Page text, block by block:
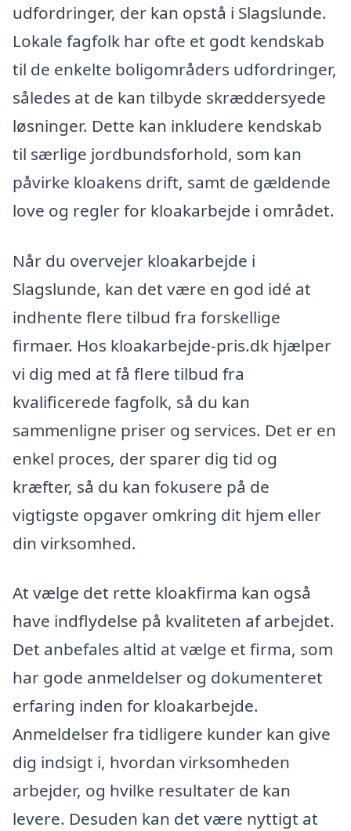
udfordringer, der kan opstå i Slagslunde.
Lokale fagfolk har ofte et godt kendskab
til de enkelte boligområders udfordringer,
således at de kan tilbyde skræddersyede
løsninger. Dette kan inkludere kendskab
til særlige jordbundsforhold, som kan
påvirke kloakens drift, samt de gældende
love og regler for kloakarbejde i området.
Når du overvejer kloakarbejde i
Slagslunde, kan det være en god idé at
indhente flere tilbud fra forskellige
firmaer. Hos kloakarbejde-pris.dk hjælper
vi dig med at få flere tilbud fra
kvalificerede fagfolk, så du kan
sammenligne priser og services. Det er en
enkel proces, der sparer dig tid og
kræfter, så du kan fokusere på de
vigtigste opgaver omkring dit hjem eller
din virksomhed.
At vælge det rette kloakfirma kan også
have indflydelse på kvaliteten af arbejdet.
Det anbefales altid at vælge et firma, som
har gode anmeldelser og dokumenteret
erfaring inden for kloakarbejde.
Anmeldelser fra tidligere kunder kan give
dig indsigt i, hvordan virksomheden
arbejder, og hvilke resultater de kan
levere. Desuden kan det være nyttigt at